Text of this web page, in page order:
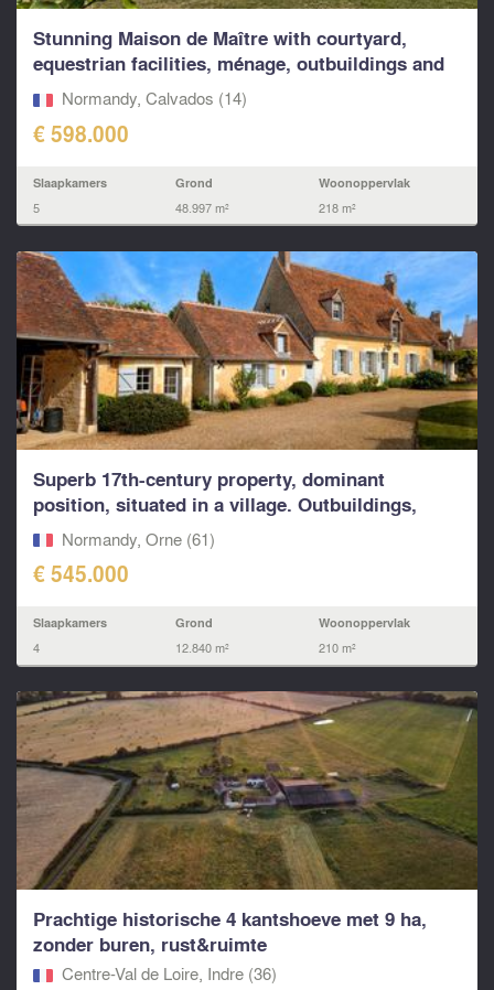
Stunning Maison de Maître with courtyard,
equestrian facilities, ménage, outbuildings and
landNormandy, Calvados (14)
€ 598.000
Slaapkamers
5
Grond
48.997 m²
Woonoppervlak
218 m²
Superb 17th-century property, dominant
position, situated in a village. Outbuildings,
stables all se
Normandy, Orne (61)
€ 545.000
Slaapkamers
4
Grond
12.840 m²
Woonoppervlak
210 m²
Prachtige historische 4 kantshoeve met 9 ha,
zonder buren, rust&ruimte
Centre-Val de Loire, Indre (36)